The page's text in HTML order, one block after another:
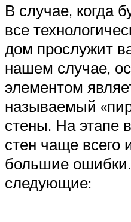
В случае, когда
все
дом прослужит
нашем случае,
элементом
называемый
стены. На этапе
стен чаще
большие
следующие: